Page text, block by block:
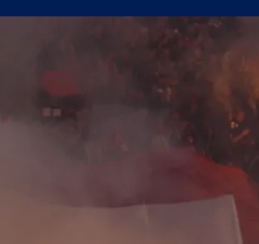
да съм треньор на Левски